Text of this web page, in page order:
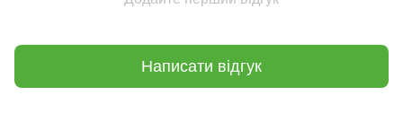
Написати відгук